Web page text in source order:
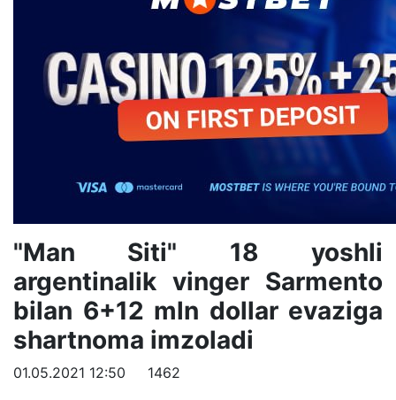
"Man Siti" 18 yoshli
argentinalik vinger Sarmento
bilan 6+12 mln dollar evaziga
shartnoma imzoladi
01.05.2021 12:50 1462